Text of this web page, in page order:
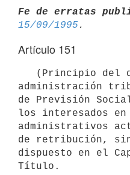
Fe de erratas
15/09/1995
Artículo 151
administración
de Previsión
los interesados en
administrativos
de retribución,
dispuesto en el